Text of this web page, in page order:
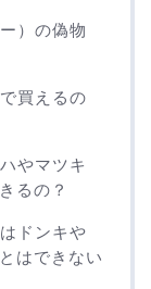
）の偽物
買えるの
やマツキ
るの？
ドンキや
はできない